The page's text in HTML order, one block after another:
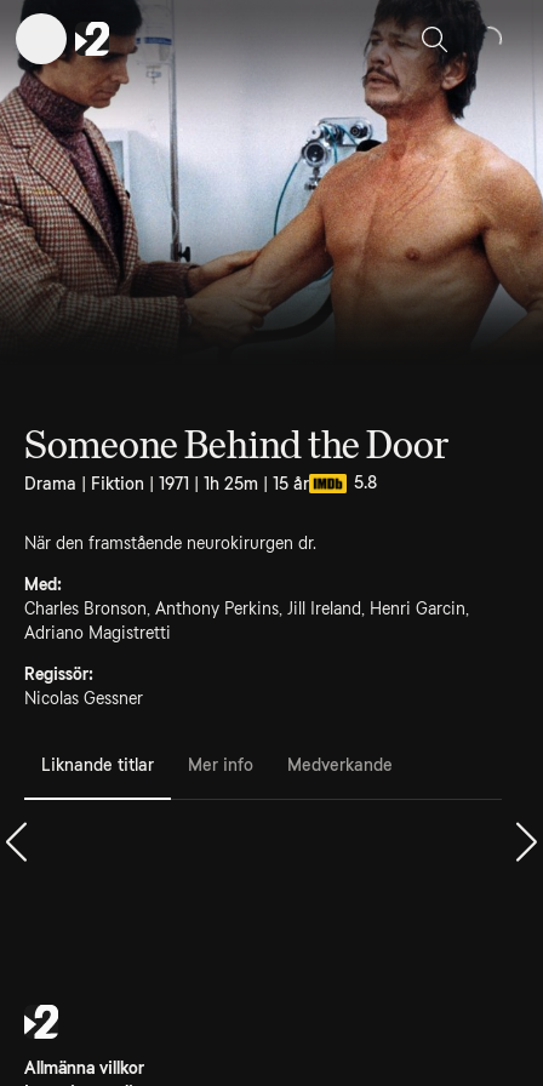
Sök
Someone Behind the Door
Drama | Fiktion | 1971 | 1h 25m | 15 år 5.8
När den framstående neurokirurgen dr.
Med:
Charles Bronson, Anthony Perkins, Jill Ireland, Henri Garcin,
Adriano Magistretti
Regissör:
Nicolas Gessner
Liknande titlar Mer info Medverkande
Allmänna villkor